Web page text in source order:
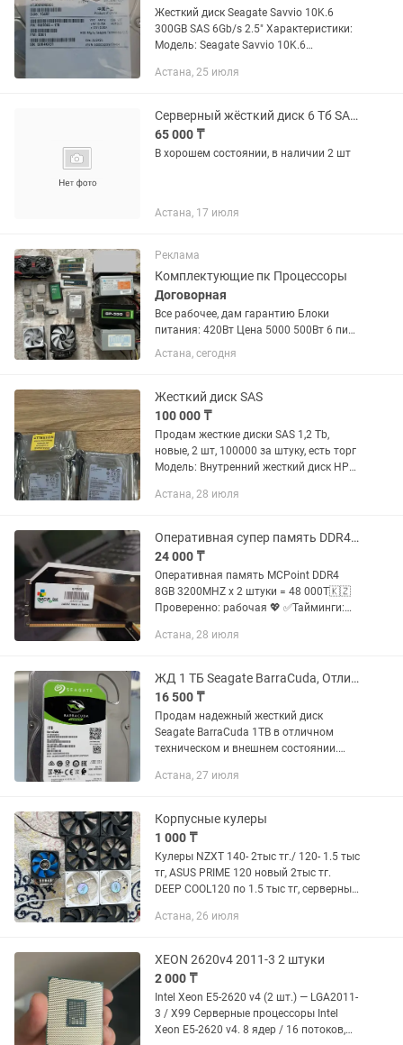
Жесткий диск Seagate Savvio 10K.6
300GB SAS 6Gb/s 2.5" Характеристики:
Модель: Seagate Savvio 10K.6
Интерфейс: SAS (Serial Attached SCSI)
Астана, 25 июля
Серверный жёсткий диск 6 Тб SAS 12 Gb/s
65 000 ₸
В хорошем состоянии, в наличии 2 шт
Астана, 17 июля
Реклама
Комплектующие пк Процессоры
Договорная
Все рабочее, дам гарантию Блоки
питания: 420Вт Цена 5000 500Вт 6 пин.
Цена 7000 550Вт Gamemax GP-550 6+2
6+2 пин Цена 15000 Корпус
Накопители: SSD 30Gb Цена...
Астана, сегодня
Жесткий диск SAS
100 000 ₸
Продам жесткие диски SAS 1,2 Тb,
новые, 2 шт, 100000 за штуку, есть торг
Модель: Внутренний жесткий диск HPE
характеристики: Форм-фактор 2.5
Астана, 28 июля
Оперативная супер память DDR4 3200 8GB X 2 штуки RGB - подсветка
24 000 ₸
Оперативная память MCPoint DDR4
8GB 3200MHZ х 2 штуки = 48 000Т🇰🇿
Проверенно: рабочая 💖 ✅️Тайминги:
каждого модуля: 8 ✅️Напряжение
Астана, 28 июля
ЖД 1 ТБ Seagate BarraCuda, Отличное состояние Гарантия
16 500 ₸
Продам надежный жесткий диск
Seagate BarraCuda 1TB в отличном
техническом и внешнем состоянии.
домашних серверов или в качестве
фото...
Астана, 27 июля
Корпусные кулеры
1 000 ₸
Кулеры NZXT 140- 2тыс тг./ 120- 1.5 тыс
тг, ASUS PRIME 120 новый 2тыс тг.
DEEP COOL120 по 1.5 тыс тг, серверные
deepcool ice edge mini 2тыс тг. Все песте
Астана, 26 июля
XEON 2620v4 2011-3 2 штуки
2 000 ₸
Intel Xeon E5-2620 v4 (2 шт.) — LGA2011-
3 / X99 Серверные процессоры Intel
Xeon E5-2620 v4. 8 ядер / 16 потоков,